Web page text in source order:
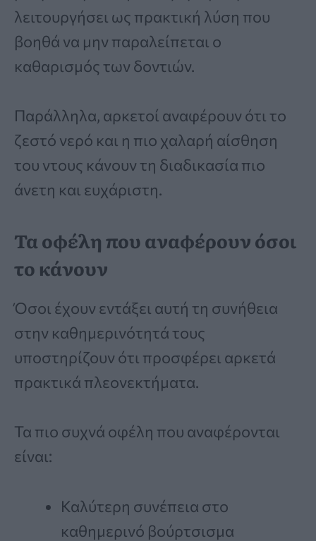
λειτουργήσει ως πρακτική λύση που
βοηθά να μην παραλείπεται ο
καθαρισμός των δοντιών.
Παράλληλα, αρκετοί αναφέρουν ότι το
ζεστό νερό και η πιο χαλαρή αίσθηση
του ντους κάνουν τη διαδικασία πιο
άνετη και ευχάριστη.
Τα οφέλη που αναφέρουν όσοι
το κάνουν
Όσοι έχουν εντάξει αυτή τη συνήθεια
στην καθημερινότητά τους
υποστηρίζουν ότι προσφέρει αρκετά
πρακτικά πλεονεκτήματα.
Τα πιο συχνά οφέλη που αναφέρονται
είναι:
Καλύτερη συνέπεια στο
καθημερινό βούρτσισμα